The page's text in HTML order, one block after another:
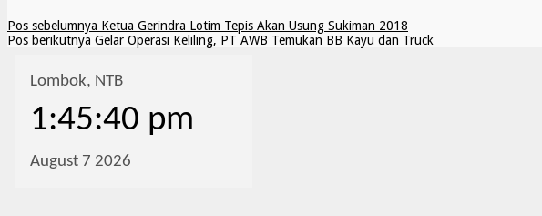
Pos sebelumnya Ketua Gerindra Lotim Tepis Akan Usung Sukiman 2018
Pos berikutnya Gelar Operasi Keliling, PT AWB Temukan BB Kayu dan Truck